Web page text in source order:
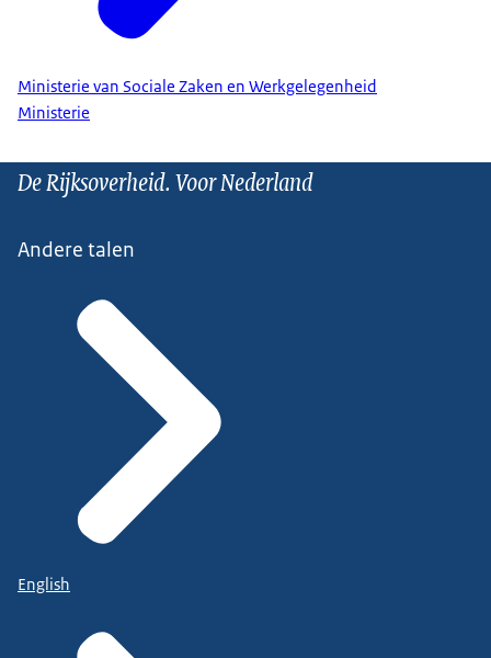
Ministerie van Sociale Zaken en Werkgelegenheid
Ministerie
De Rijksoverheid. Voor Nederland
Andere talen
English